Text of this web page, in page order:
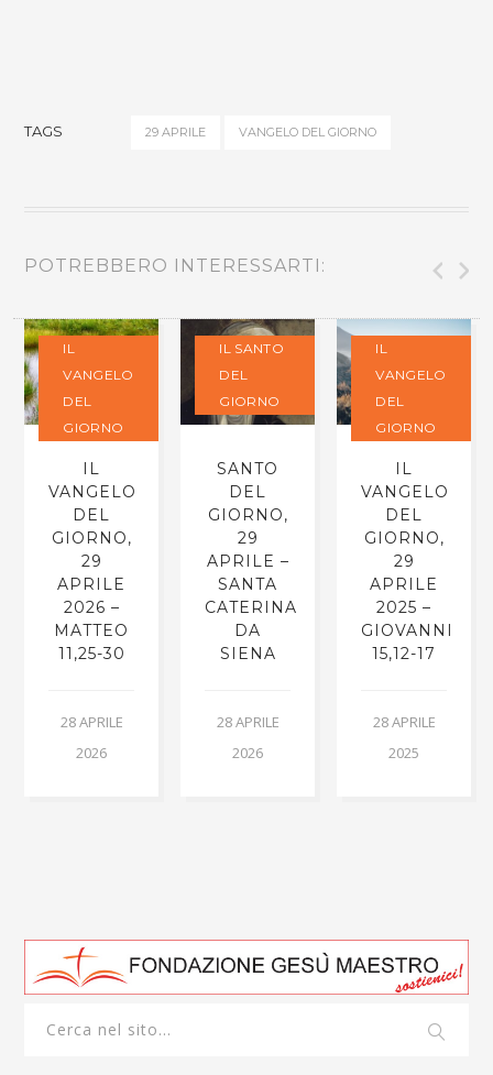
TAGS 29 APRILE VANGELO DEL GIORNO
POTREBBERO INTERESSARTI:
IL
VANGELO
DEL
GIORNO
IL
VANGELO
DEL
GIORNO,
29
APRILE
2026 –
MATTEO
11,25-30
28 APRILE
2026
IL SANTO
DEL
GIORNO
SANTO
DEL
GIORNO,
29
APRILE –
SANTA
CATERINA
DA
SIENA
28 APRILE
2026
IL
VANGELO
DEL
GIORNO
IL
VANGELO
DEL
GIORNO,
29
APRILE
2025 –
GIOVANNI
15,12-17
28 APRILE
2025